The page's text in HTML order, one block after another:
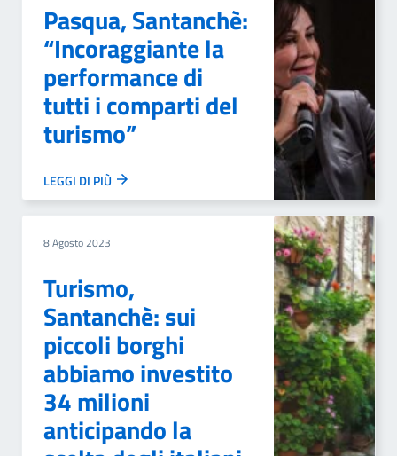
Pasqua, Santanchè:
“Incoraggiante la
performance di
tutti i comparti del
turismo”
LEGGI DI PIÙ
8 Agosto 2023
Turismo,
Santanchè: sui
piccoli borghi
abbiamo investito
34 milioni
anticipando la